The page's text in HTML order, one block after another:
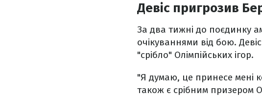
Девіс пригрозив
За два тижні до поєдинку
очікуваннями від бою.
"срібло" Олімпійських ігор.
"Я думаю, це принесе мені
також є срібним призером